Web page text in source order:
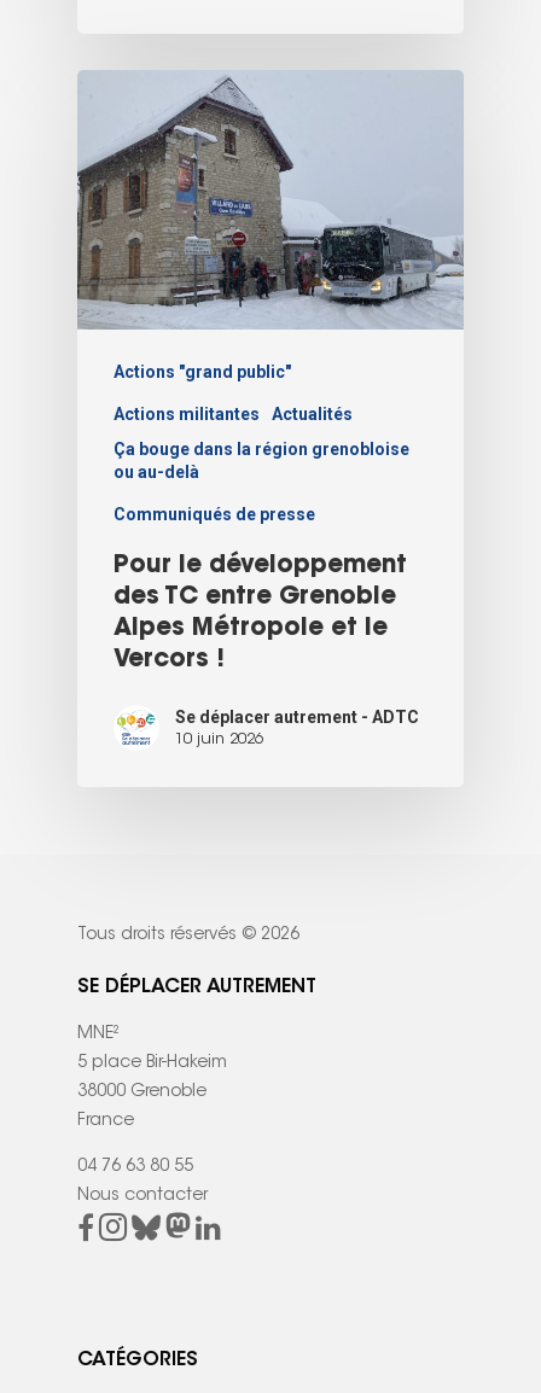
Actions "grand public"
Actions militantes
Actualités
Ça bouge dans la région grenobloise
ou au-delà
Communiqués de presse
Pour le développement
des TC entre Grenoble
Alpes Métropole et le
Vercors !
Se déplacer autrement - ADTC
10 juin 2026
Tous droits réservés © 2026
SE DÉPLACER AUTREMENT
MNE²
5 place Bir-Hakeim
38000 Grenoble
France
04 76 63 80 55
Nous contacter
CATÉGORIES